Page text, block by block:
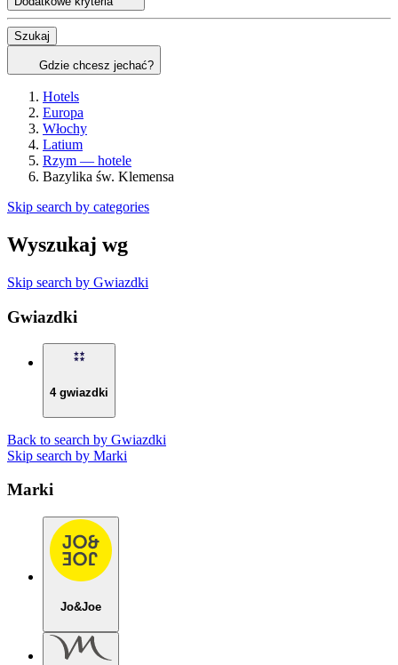
Szukaj
Gdzie chcesz jechać?
Hotels
Europa
Włochy
Latium
Rzym — hotele
Bazylika św. Klemensa
Skip search by categories
Wyszukaj wg
Skip search by Gwiazdki
Gwiazdki
4 gwiazdki
Back to search by Gwiazdki
Skip search by Marki
Marki
Jo&Joe